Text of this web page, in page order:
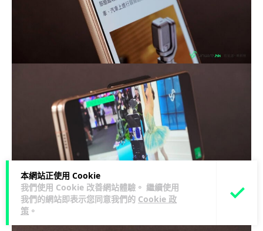
本網站正使用 Cookie
我們使用 Cookie 改善網站體驗。 繼續使用
我們的網站即表示您同意我們的 Cookie 政
策 。